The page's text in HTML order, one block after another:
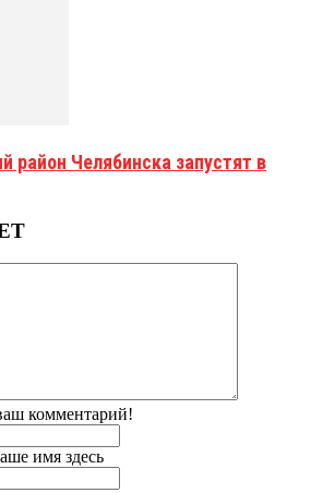
район Челябинска запустят в
комментарий!
имя здесь